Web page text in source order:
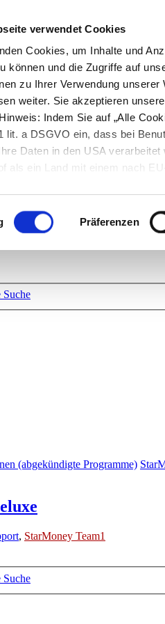
verwendet Cookies
Cookies, um Inhalte und
können und die Zugriffe auf
zu Ihrer Verwendung
weiter. Sie akzeptieren
Indem Sie auf „Alle
lit. a DSGVO ein, dass bei
Daten in den USA
als ein Land mit einem nach
Präferenzen
Tipps und Tricks. Stellen Sie
Suche
(abgekündigte Programme)
, StarMoney Team1
Suche